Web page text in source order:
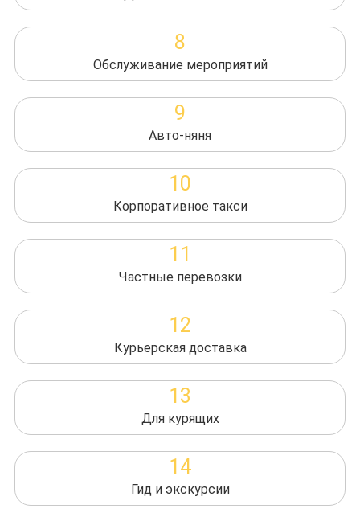
8
Обслуживание мероприятий
9
Авто-няня
10
Корпоративное такси
11
Частные перевозки
12
Курьерская доставка
13
Для курящих
14
Гид и экскурсии